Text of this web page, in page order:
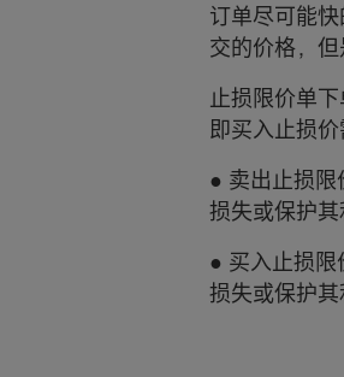
订单尽可能
交的价格，但
止损限价单
即买入止损
● 卖出止损
损失或保护其
● 买入止损
损失或保护其